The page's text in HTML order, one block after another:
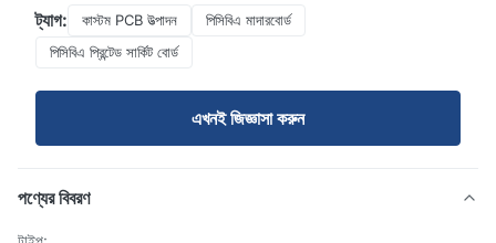
ট্যাগ: কাস্টম PCB উত্পাদন
পিসিবিএ মাদারবোর্ড
পিসিবিএ প্রিন্টেড সার্কিট বোর্ড
এখনই জিজ্ঞাসা করুন
পণ্যের বিবরণ